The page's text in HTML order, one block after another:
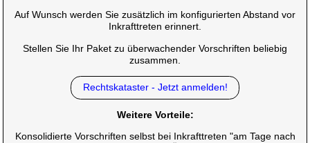
Auf Wunsch werden Sie zusätzlich im konfigurierten Abstand vor
Inkrafttreten erinnert.
Stellen Sie Ihr Paket zu überwachender Vorschriften beliebig
zusammen.
Rechtskataster - Jetzt anmelden!
Weitere Vorteile:
Konsolidierte Vorschriften selbst bei Inkrafttreten "am Tage nach